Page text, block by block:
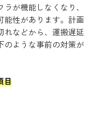
が機能しなくなり、
能性があります。計画
れなどから、運搬遅延
のような事前の対策が
目